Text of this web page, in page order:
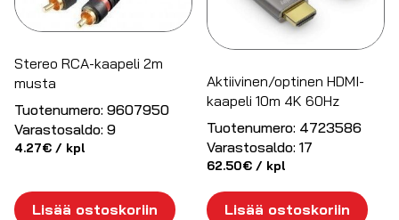
Stereo RCA-kaapeli 2m
musta
Tuotenumero: 9607950
Varastosaldo: 9
4.27€ / kpl
Lisää ostoskoriin
Aktiivinen/optinen HDMI-
kaapeli 10m 4K 60Hz
Tuotenumero: 4723586
Varastosaldo: 17
62.50€ / kpl
Lisää ostoskoriin